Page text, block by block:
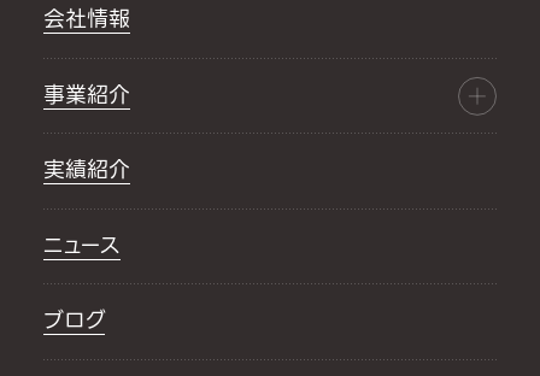
会社情報
事業紹介
実績紹介
ニュース
ブログ